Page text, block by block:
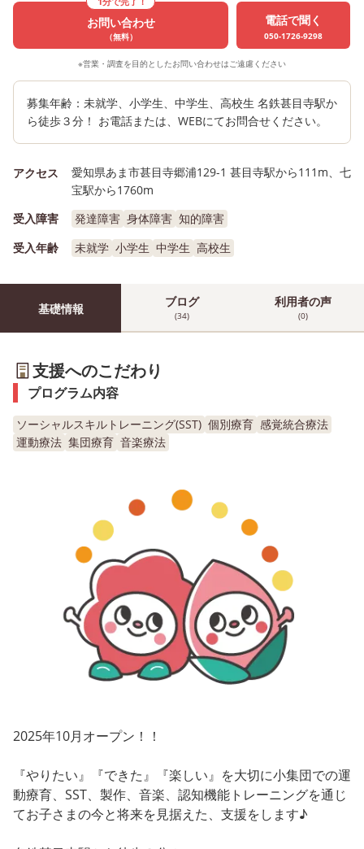
お問い合わせ
（無料）
電話で聞く
050-1726-9298
※営業・調査を目的としたお問い合わせはご遠慮ください
募集年齢：未就学、小学生、中学生、高校生 名鉄甚目寺駅か
ら徒歩３分！ お電話または、WEBにてお問合せください。
アクセス
愛知県あま市甚目寺郷浦129-1 甚目寺駅から111m、七
宝駅から1760m
受入障害
発達障害 身体障害 知的障害
受入年齢
未就学 小学生 中学生 高校生
基礎情報 ブログ
(34)
利用者の声
(0)
支援へのこだわり
プログラム内容
ソーシャルスキルトレーニング(SST) 個別療育 感覚統合療法
運動療法 集団療育 音楽療法
2025年10月オープン！！
『やりたい』『できた』『楽しい』を大切に小集団での運
動療育、SST、製作、音楽、認知機能トレーニングを通じ
てお子さまの今と将来を見据えた、支援をします♪